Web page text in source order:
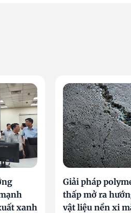
xanh
Giải pháp
thấp mở ra
vật liệu nền xi